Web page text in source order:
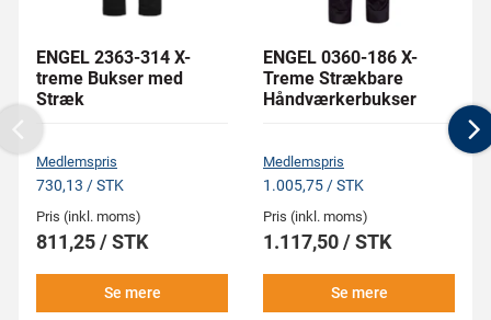
ENGEL 2363-314 X-
treme Bukser med
Stræk
Medlemspris
730,13 / STK
Pris (inkl. moms)
811,25 / STK
Se mere
ENGEL 0360-186 X-
Treme Strækbare
Håndværkerbukser
Medlemspris
1.005,75 / STK
Pris (inkl. moms)
1.117,50 / STK
Se mere
Previous